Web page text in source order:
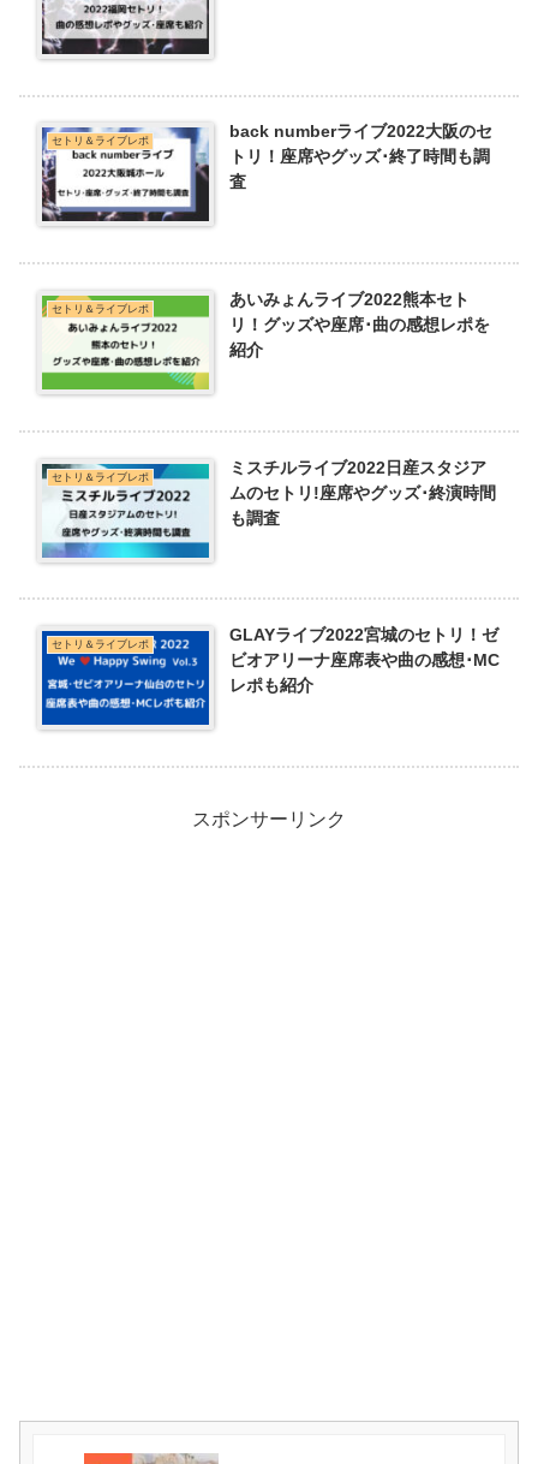
セトリ＆ライブレポ
back numberライブ2022大阪のセ
トリ！座席やグッズ･終了時間も調
査
セトリ＆ライブレポ
あいみょんライブ2022熊本セト
リ！グッズや座席･曲の感想レポを
紹介
セトリ＆ライブレポ
ミスチルライブ2022日産スタジア
ムのセトリ!座席やグッズ･終演時間
も調査
セトリ＆ライブレポ
GLAYライブ2022宮城のセトリ！ゼ
ビオアリーナ座席表や曲の感想･MC
レポも紹介
スポンサーリンク